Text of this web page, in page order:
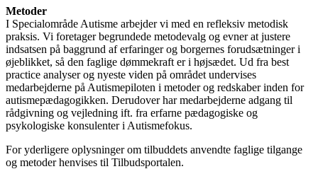
Metoder
I Specialområde Autisme arbejder vi med en refleksiv metodisk
praksis. Vi foretager begrundede metodevalg og evner at justere
indsatsen på baggrund af erfaringer og borgernes forudsætninger i
øjeblikket, så den faglige dømmekraft er i højsædet. Ud fra best
practice analyser og nyeste viden på området undervises
medarbejderne på Autismepiloten i metoder og redskaber inden for
autismepædagogikken. Derudover har medarbejderne adgang til
rådgivning og vejledning ift. fra erfarne pædagogiske og
psykologiske konsulenter i Autismefokus.
For yderligere oplysninger om tilbuddets anvendte faglige tilgange
og metoder henvises til Tilbudsportalen.